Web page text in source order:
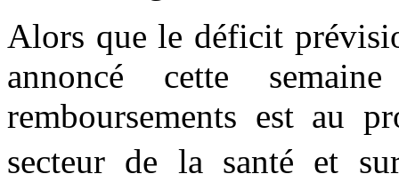
Alors que le déficit
annoncé cette
remboursements est au
secteur de la santé et